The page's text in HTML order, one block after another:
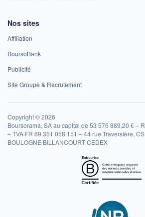
Nos sites
Affiliation
BoursoBank
Publicité
Site Groupe & Recrutement
Copyright © 2026
Boursorama, SA au capital de 53 576 889,20 € –
– TVA FR 69 351 058 151 – 44 rue Traversière,
BOULOGNE BILLANCOURT CEDEX